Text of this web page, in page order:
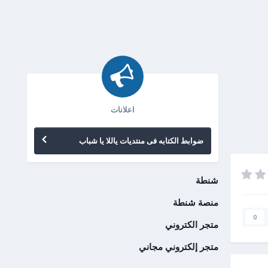
0
اعلانات
ضوابط الكتابه فى منتديات ياللا يا شباب
شنطة
منصة شنطة
متجر الكتروني
متجر إلكتروني مجاني